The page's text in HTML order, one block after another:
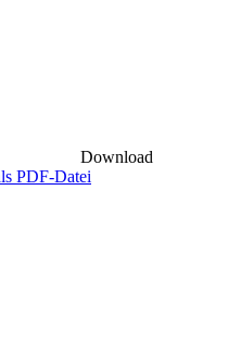
Download
PDF-Datei